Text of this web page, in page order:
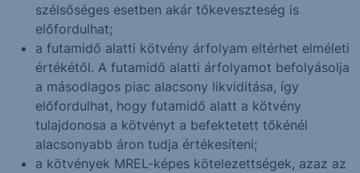
szélsőséges esetben akár tőkeveszteség is
előfordulhat;
a futamidő alatti kötvény árfolyam eltérhet elméleti
értékétől. A futamidő alatti árfolyamot befolyásolja
a másodlagos piac alacsony likviditása, így
előfordulhat, hogy futamidő alatt a kötvény
tulajdonosa a kötvényt a befektetett tőkénél
alacsonyabb áron tudja értékesíteni;
a kötvények MREL-képes kötelezettségek, azaz az